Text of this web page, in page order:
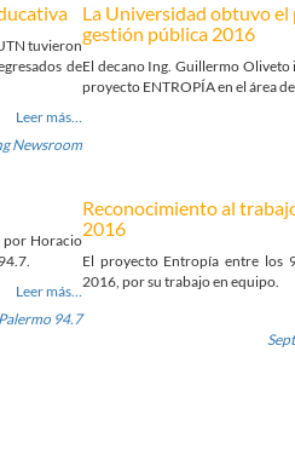
tuvieron
de
Leer más…
Newsroom
La Universidad obtuvo el
gestión pública 2016
El decano Ing. Guillermo
proyecto ENTROPÍA en el área
por Horacio
Leer más…
94.7
Reconocimiento al
2016
El proyecto Entropía entre los
2016, por su trabajo en equipo.